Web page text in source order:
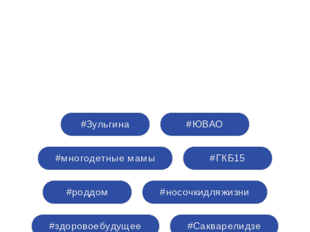
#Зульгина #ЮВАО
#многодетные мамы #ГКБ15
#роддом #носочкидляжизни
#здоровоебудущее #Сакварелидзе